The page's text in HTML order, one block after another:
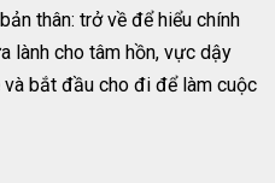
thân: trở về để hiểu chính
lành cho tâm hồn, vực dậy
và bắt đầu cho đi để làm cuộc